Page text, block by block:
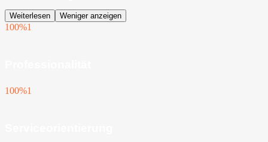
Weiterlesen Weniger anzeigen
100%1
100%1